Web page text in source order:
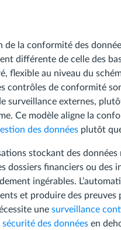
de la conformité des
différente de celle des
flexible au niveau du
contrôles de conformité
surveillance externes,
Ce modèle aligne la
des données plutôt
stockant des
dossiers financiers ou
ingérables.
et produire des preuves
une surveillance
sécurité des données en